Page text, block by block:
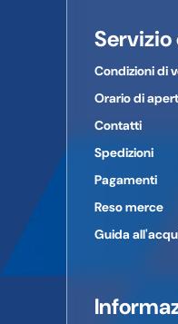
Condizioni di
Orario di
Contatti
Spedizioni
Pagamenti
Reso merce
Guida